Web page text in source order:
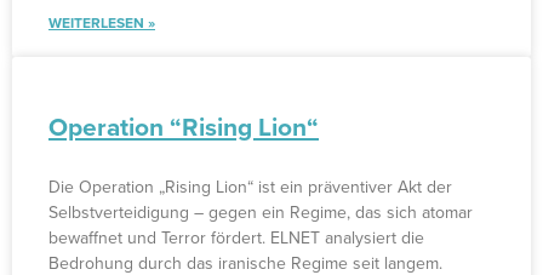
WEITERLESEN »
Operation “Rising Lion“
Die Operation „Rising Lion“ ist ein präventiver Akt der
Selbstverteidigung – gegen ein Regime, das sich atomar
bewaffnet und Terror fördert. ELNET analysiert die
Bedrohung durch das iranische Regime seit langem.